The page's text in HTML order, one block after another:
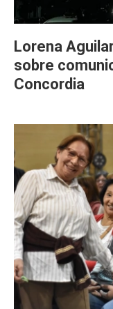
Lorena
sobre
Concordia